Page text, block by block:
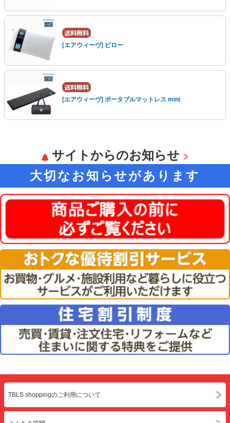
[エアウィーヴ] ピロー
[エアウィーヴ] ポータブルマットレス mini
サイトからのお知らせ
大切なお知らせがあります
TBLS shoppingのご利用について